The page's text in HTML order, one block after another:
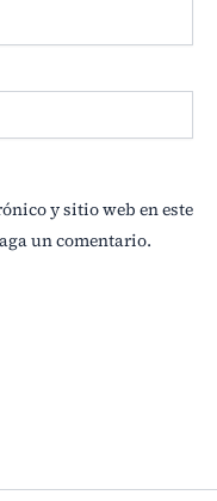
y sitio web en este
un comentario.